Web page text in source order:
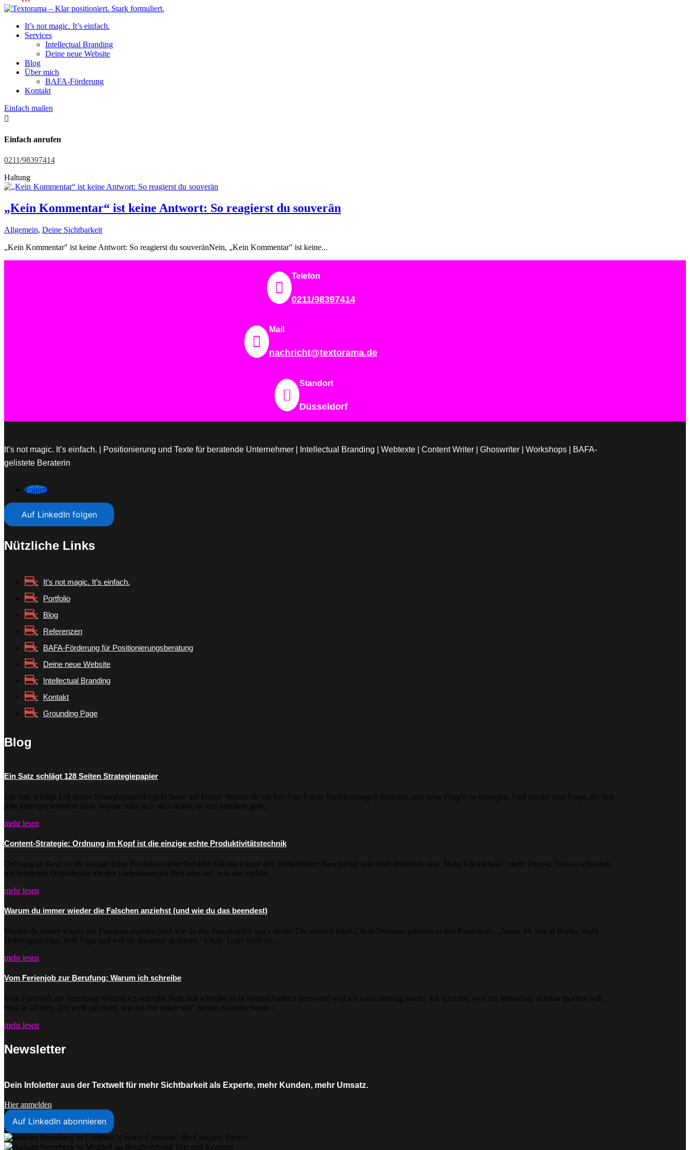
It’s not magic. It’s einfach.
Services
Intellectual Branding
Deine neue Website
Blog
Über mich
BAFA-Förderung
Kontakt
Einfach mailen

Einfach anrufen
0211/98397414
Haltung
„Kein Kommentar“ ist keine Antwort: So reagierst du souverän
Allgemein, Deine Sichtbarkeit
„Kein Kommentar" ist keine Antwort: So reagierst du souveränNein, „Kein Kommentar" ist keine...

Telefon
0211/98397414

Mail
nachricht@textorama.de

Standort
Düsseldorf
It’s not magic. It’s einfach. | Positionierung und Texte für beratende Unternehmer | Intellectual Branding | Webtexte | Content Writer | Ghoswriter | Workshops | BAFA-
gelistete Beraterin
Folgen
Auf LinkedIn folgen
Nützliche Links
It’s not magic. It’s einfach.
Portfolio
Blog
Referenzen
BAFA-Förderung für Positionierungsberatung
Deine neue Website
Intellectual Branding
Kontakt
Grounding Page
Blog
Ein Satz schlägt 128 Seiten Strategiepapier
Ein Satz schlägt 128 Seiten StrategiepapierEs geht heute um Fokus: Warum dir ein Ein-Satz-Fokus Entscheidungen abnimmt, statt neue Fragen zu erzeugen. Und um die eine Frage, die fast
jede Strategie scheitern lässt: Warum fühlt sich alles richtig an und trotzdem geht...
mehr lesen
Content-Strategie: Ordnung im Kopf ist die einzige echte Produktivitätstechnik
Ordnung im Kopf ist die einzige echte ProduktivitätstechnikDer Klassiker unter den Denkfehlern: Beschäftigt sein heißt produktiv sein. Mehr Klickiklacki =mehr Output. Und so schreiben
wir beratende Dienstleister mit den tausendundeins Idee alles auf, was uns einfällt,...
mehr lesen
Warum du immer wieder die Falschen anziehst (und wie du das beendest)
Warum du immer wieder die Falschen anziehst (und wie du das beendest)Ich sag’s direkt: Die meisten Ideal-Client-Personas gehören in den Papierkorb. „Anna, 34, lebt in Berlin, trinkt
Hafercappuccino, liebt Yoga und will ihr Business skalieren.“ Okay. Und? Hilft dir...
mehr lesen
Vom Ferienjob zur Berufung: Warum ich schreibe
Vom Ferienjob zur Berufung: Warum ich schreibe Nein, ich schreibe nicht leidenschaftlich gern oder weil ich sonst unruhig werde. Ich schreibe, weil ich Menschen sichtbar machen will.
Weil in all dem „Ich weiß gar nicht, wie ich das sagen soll“ meiner Kunden meine...
mehr lesen
Newsletter
Dein Infoletter aus der Textwelt für mehr Sichtbarkeit als Experte, mehr Kunden, mehr Umsatz.
Hier anmelden
Auf LinkedIn abonnieren